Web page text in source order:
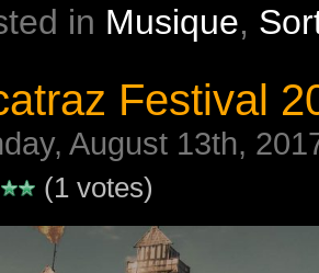
in Musique,
Festival
August 13th,
(1 votes)